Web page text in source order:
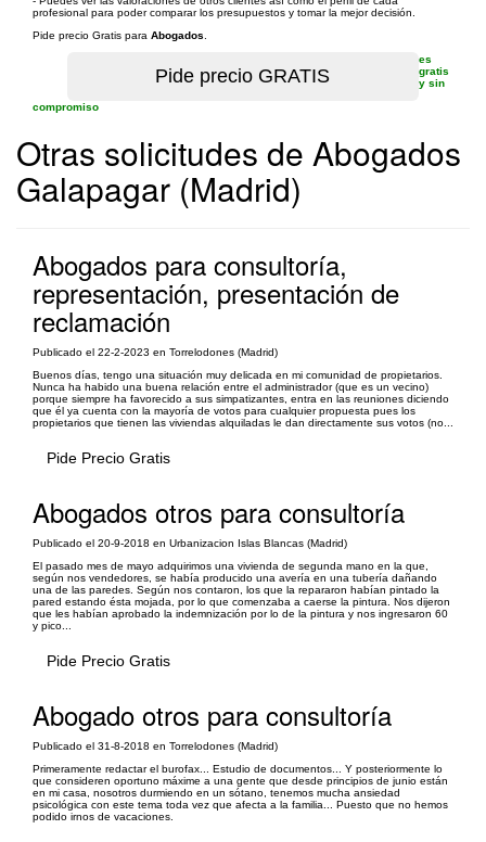
profesional para poder comparar los presupuestos y tomar la mejor decisión.
Pide precio Gratis para Abogados
es
gratis
y sin
compromiso
Otras solicitudes de Abogados
Galapagar (Madrid)
Abogados para consultoría,
representación, presentación de
reclamación
Publicado el 22-2-2023 en Torrelodones (Madrid)
Buenos días, tengo una situación muy delicada en mi comunidad de propietarios.
Nunca ha habido una buena relación entre el administrador (que es un vecino)
porque siempre ha favorecido a sus simpatizantes, entra en las reuniones diciendo
que él ya cuenta con la mayoría de votos para cualquier propuesta pues los
propietarios que tienen las viviendas alquiladas le dan directamente sus votos (no...
Pide Precio Gratis
Abogados otros para consultoría
Publicado el 20-9-2018 en Urbanizacion Islas Blancas (Madrid)
El pasado mes de mayo adquirimos una vivienda de segunda mano en la que,
según nos vendedores, se había producido una avería en una tubería dañando
una de las paredes. Según nos contaron, los que la repararon habían pintado la
pared estando ésta mojada, por lo que comenzaba a caerse la pintura. Nos dijeron
que les habían aprobado la indemnización por lo de la pintura y nos ingresaron 60
y pico...
Pide Precio Gratis
Abogado otros para consultoría
Publicado el 31-8-2018 en Torrelodones (Madrid)
Primeramente redactar el burofax... Estudio de documentos... Y posteriormente lo
que consideren oportuno máxime a una gente que desde principios de junio están
en mi casa, nosotros durmiendo en un sótano, tenemos mucha ansiedad
psicológica con este tema toda vez que afecta a la familia... Puesto que no hemos
podido irnos de vacaciones.